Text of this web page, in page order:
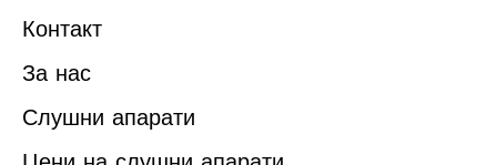
Контакт
За нас
Слушни апарати